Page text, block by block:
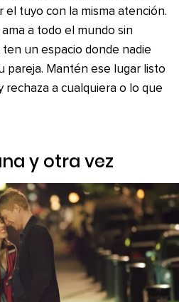
el tuyo con la misma atención.
a todo el mundo sin
un espacio donde nadie
pareja. Mantén ese lugar listo
rechaza a cualquiera o lo que
y otra vez